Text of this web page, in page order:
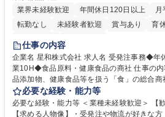
業界未経験歓迎
年間休日120日以上
転勤なし
未経験者歓迎 賞与あり 育
交通費支給
仕事の内容
企業名 星和株式会社 求人名 受発注事務◆年休125日・年収400万～・残
業10H◆食品原料・健康食品の商社 仕事の内容 輸入される食品原料や食
品添加物、健康食品等を扱う「食」の総合
として営業サポートや書類作成、データ入力
せします。 ・受注／出荷指示／売上管理／仕入管理／在庫管理／お客様や
倉庫と電話確認など、販売に関わる事務、
必要な経験・能力等
必要な経験・能力等 ＜業種未経験歓迎＞ 【
【求める人物像】・受発注や物流が好きな